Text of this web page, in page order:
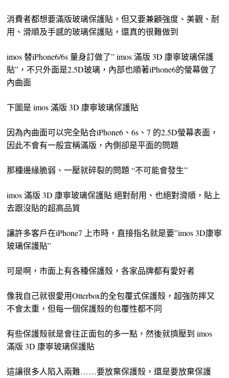
消費者都想要滿版玻璃保護貼，但又要兼顧強度、美觀、耐
用、滑順及手感的玻璃保護貼，還真的很難做到
imos 替iPhone6/6s 量身訂做了” imos 滿版 3D 康寧玻璃保護
貼”，不只外面是2.5D玻璃，內部也順著iPhone6的螢幕做了
內曲面
下圖是 imos 滿版 3D 康寧玻璃保護貼
因為內曲面可以完全貼合iPhone6、6s、7 的2.5D螢幕表面，
因此不會有一般宣稱滿版，內側卻是平面的問題
那種邊緣脆弱、一壓就碎裂的問題 “不可能會發生”
imos 滿版 3D 康寧玻璃保護貼 絕對耐用、也絕對滑順，貼上
去跟沒貼的超高品質
讓許多客戶在iPhone7 上市時，直接指名就是要”imos 3D康寧
玻璃保護貼”
可是啊，市面上有各種保護殼，各家品牌都有愛好者
像我自己就很愛用Otterbox的全包覆式保護殼，超強防摔又
不會太重，但每一個保護殼的包覆性都不同
有些保護殼就是會往正面包的多一點，然後就擠壓到 imos
滿版 3D 康寧玻璃保護貼
這讓很多人陷入兩難……要放棄保護殼，還是要放棄保護